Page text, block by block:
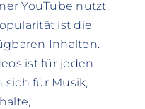
YouTube nutzt.
ist die
Inhalten.
ist für jeden
sich für Musik,